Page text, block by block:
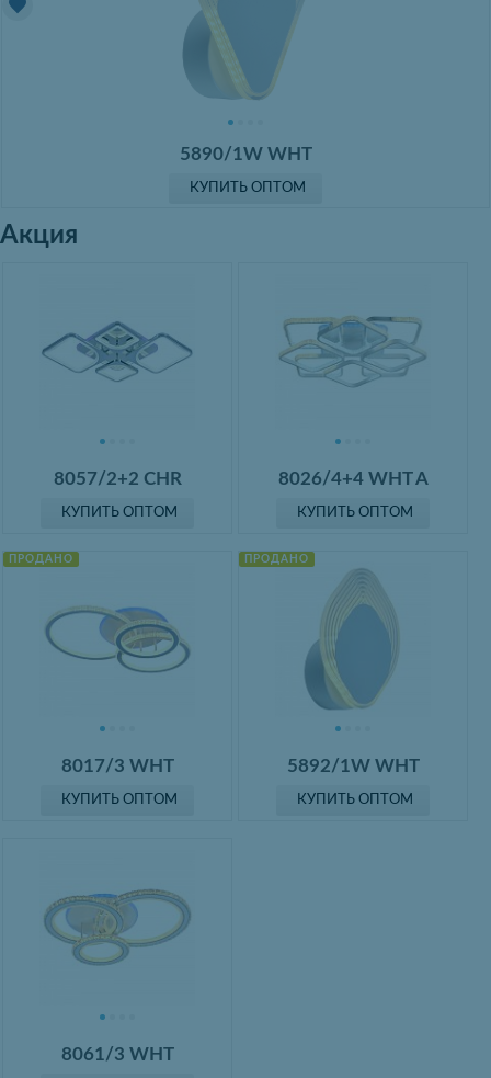
5890/1W WHT
КУПИТЬ ОПТОМ
Акция
8057/2+2 CHR
КУПИТЬ ОПТОМ
8026/4+4 WHT A
КУПИТЬ ОПТОМ
ПРОДАНО
8017/3 WHT
КУПИТЬ ОПТОМ
ПРОДАНО
5892/1W WHT
КУПИТЬ ОПТОМ
8061/3 WHT